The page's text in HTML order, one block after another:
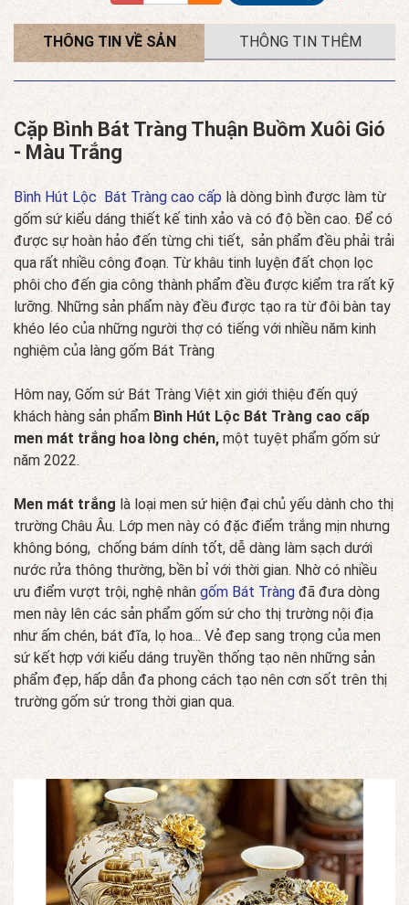
THÔNG TIN VỀ SẢN
PHẨM
THÔNG TIN THÊM
Cặp Bình Bát Tràng Thuận Buồm Xuôi Gió
- Màu Trắng
Bình Hút Lộc Bát Tràng cao cấp là dòng bình được làm từ
gốm sứ kiểu dáng thiết kế tinh xảo và có độ bền cao. Để có
được sự hoàn hảo đến từng chi tiết, sản phẩm đều phải trải
qua rất nhiều công đoạn. Từ khâu tinh luyện đất chọn lọc
phôi cho đến gia công thành phẩm đều được kiểm tra rất kỹ
lưỡng. Những sản phẩm này đều được tạo ra từ đôi bàn tay
khéo léo của những người thợ có tiếng với nhiều năm kinh
nghiệm của làng gốm Bát Tràng
Hôm nay, Gốm sứ Bát Tràng Việt xin giới thiệu đến quý
khách hàng sản phẩm Bình Hút Lộc Bát Tràng cao cấp
men mát trắng hoa lòng chén, một tuyệt phẩm gốm sứ
năm 2022.
Men mát trắng là loại men sứ hiện đại chủ yếu dành cho thị
trường Châu Âu. Lớp men này có đặc điểm trắng mịn nhưng
không bóng, chống bám dính tốt, dễ dàng làm sạch dưới
nước rửa thông thường, bền bỉ với thời gian. Nhờ có nhiều
ưu điểm vượt trội, nghệ nhân gốm Bát Tràng đã đưa dòng
men này lên các sản phẩm gốm sứ cho thị trường nội địa
như ấm chén, bát đĩa, lọ hoa... Vẻ đep sang trọng của men
sứ kết hợp với kiểu dáng truyền thống tạo nên những sản
phẩm đẹp, hấp dẫn đa phong cách tạo nên cơn sốt trên thị
trường gốm sứ trong thời gian qua.